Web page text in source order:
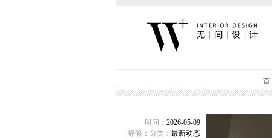
首
时间： 2026-05-09
分类： 最新动态
标签：